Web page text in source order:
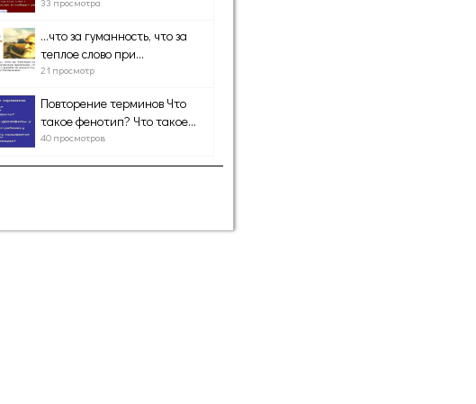
…что за гуманность, что за
теплое слово при...
21 просмотр
Повторение терминов Что
такое фенотип? Что такое...
40 просмотров